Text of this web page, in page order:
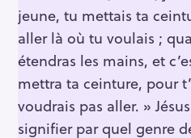
jeune, tu mettais ta
aller là où tu voulais ;
étendras les mains, et
mettra ta ceinture, pour
voudrais pas aller. »
signifier par quel genre